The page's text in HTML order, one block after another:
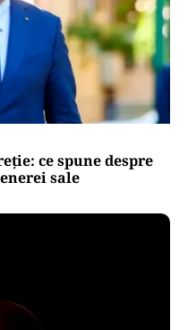
ce spune despre
sale